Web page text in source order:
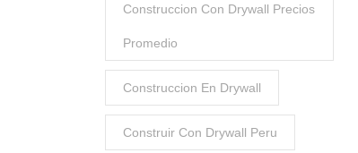
Construccion Con Drywall Precios
Promedio
Construccion En Drywall
Construir Con Drywall Peru